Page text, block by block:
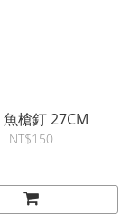
魚槍釘 27CM
NT$150